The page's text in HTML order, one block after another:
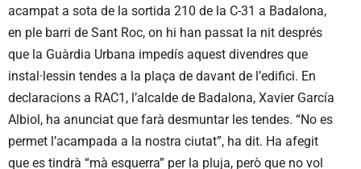
acampat a sota de la sortida 210 de la C-31 a Badalona,
en ple barri de Sant Roc, on hi han passat la nit després
que la Guàrdia Urbana impedís aquest divendres que
instal·lessin tendes a la plaça de davant de l’edifici. En
declaracions a RAC1, l’alcalde de Badalona, Xavier García
Albiol, ha anunciat que farà desmuntar les tendes. “No es
permet l’acampada a la nostra ciutat”, ha dit. Ha afegit
que es tindrà “mà esquerra” per la pluja, però que no vol